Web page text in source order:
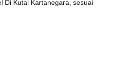
Di Kutai Kartanegara, sesuai